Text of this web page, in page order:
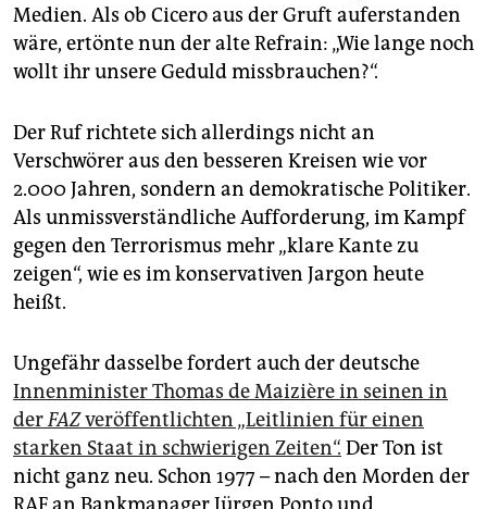
Medien. Als ob Cicero aus der Gruft auferstanden
wäre, ertönte nun der alte Refrain: „Wie lange noch
wollt ihr unsere Geduld missbrauchen?“.
Der Ruf richtete sich allerdings nicht an
Verschwörer aus den besseren Kreisen wie vor
2.000 Jahren, sondern an demokratische Politiker.
Als unmissverständliche Aufforderung, im Kampf
gegen den Terrorismus mehr „klare Kante zu
zeigen“, wie es im konservativen Jargon heute
heißt.
Ungefähr dasselbe fordert auch der deutsche
Innenminister Thomas de Maizière in seinen in
derFAZveröffentlichten „Leitlinien für einen
starken Staat in schwierigen Zeiten“. Der Ton ist
nicht ganz neu. Schon 1977 – nach den Morden der
RAF an Bankmanager Jürgen Ponto und